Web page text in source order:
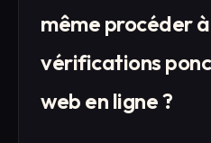
même procéder
vérifications
web en ligne ?